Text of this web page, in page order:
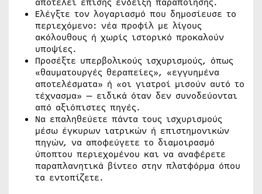
Ελέγξτε τον λογαριασμό που δημοσίευσε το
περιεχόμενο: νέα προφίλ με λίγους
ακόλουθους ή χωρίς ιστορικό προκαλούν
υποψίες.
Προσέξτε υπερβολικούς ισχυρισμούς, όπως
«θαυματουργές θεραπείες», «εγγυημένα
αποτελέσματα» ή «οι γιατροί μισούν αυτό το
τέχνασμα» — ειδικά όταν δεν συνοδεύονται
από αξιόπιστες πηγές.
Να επαληθεύετε πάντα τους ισχυρισμούς
μέσω έγκυρων ιατρικών ή επιστημονικών
πηγών, να αποφεύγετε το διαμοιρασμό
ύποπτου περιεχομένου και να αναφέρετε
παραπλανητικά βίντεο στην πλατφόρμα όπου
τα εντοπίζετε.